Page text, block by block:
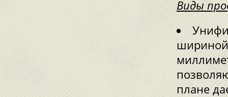
Виды
шириной
плане